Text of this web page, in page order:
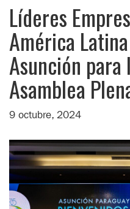
Líderes
América
Asunción para
Asamblea
9 octubre, 2024